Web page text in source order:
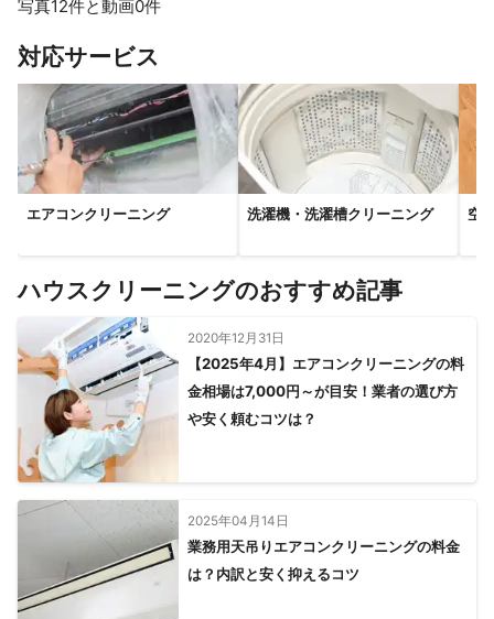
写真12件と動画0件
対応サービス
エアコンクリーニング 洗濯機・洗濯槽クリーニング 空
ハウスクリーニングのおすすめ記事
2020年12月31日
【2025年4月】エアコンクリーニングの料
金相場は7,000円～が目安！業者の選び方
や安く頼むコツは？
2025年04月14日
業務用天吊りエアコンクリーニングの料金
は？内訳と安く抑えるコツ